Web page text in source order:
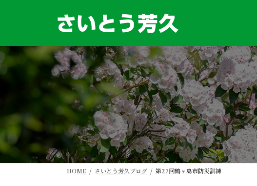
ツ
へ
ス
シ
ョ
ン
HOME さいとう芳久ブログ 第27回鶴ヶ島市防災訓練